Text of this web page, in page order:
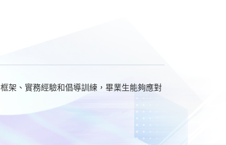
架、實務經驗和倡導訓練，畢業生能夠應對